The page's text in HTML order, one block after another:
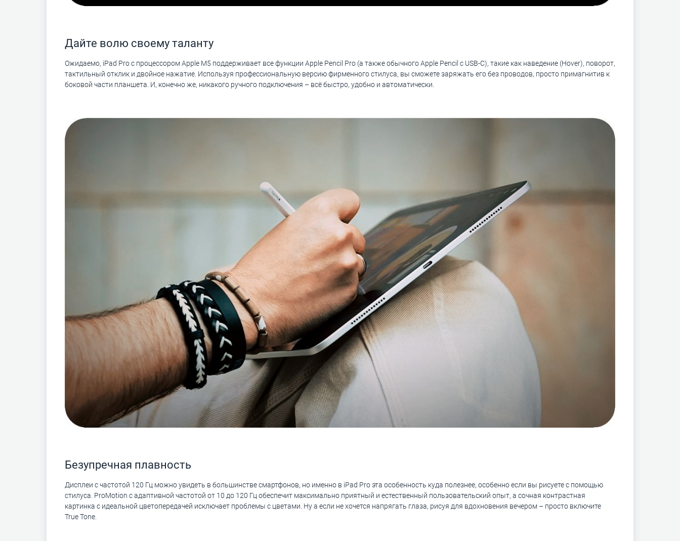
Дайте волю своему таланту
Ожидаемо, iPad Pro с процессором Apple M5 поддерживает все функции Apple Pencil Pro (а также обычного Apple Pencil с USB-C), такие как наведение (Hover), поворот,
тактильный отклик и двойное нажатие. Используя профессиональную версию фирменного стилуса, вы сможете заряжать его без проводов, просто примагнитив к
боковой части планшета. И, конечно же, никакого ручного подключения – всё быстро, удобно и автоматически.
Безупречная плавность
Дисплеи с частотой 120 Гц можно увидеть в большинстве смартфонов, но именно в iPad Pro эта особенность куда полезнее, особенно если вы рисуете с помощью
стилуса. ProMotion с адаптивной частотой от 10 до 120 Гц обеспечит максимально приятный и естественный пользовательский опыт, а сочная контрастная
картинка с идеальной цветопередачей исключает проблемы с цветами. Ну а если не хочется напрягать глаза, рисуя для вдохновения вечером – просто включите
True Tone.